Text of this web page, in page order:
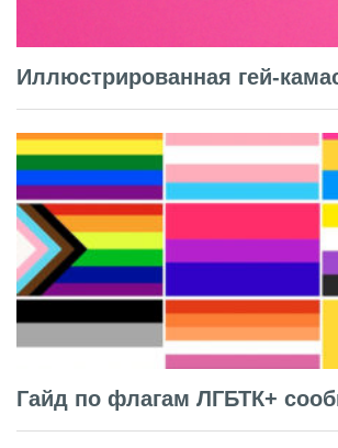
Иллюстрированная гей-
Гайд по флагам ЛГБТК+